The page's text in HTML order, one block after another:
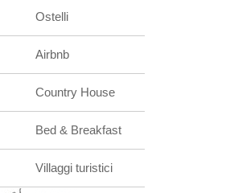
Ostelli
Airbnb
Country House
Bed & Breakfast
Villaggi turistici